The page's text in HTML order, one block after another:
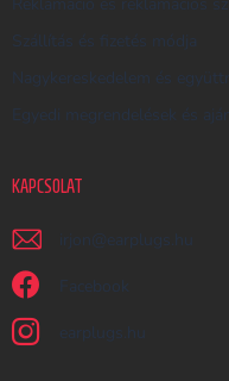
Szállítás és fizetés módja
Nagykereskedelem és
Egyedi megrendelések és
KAPCSOLAT
irjon @ earplugs.hu
Facebook
earplugs.hu